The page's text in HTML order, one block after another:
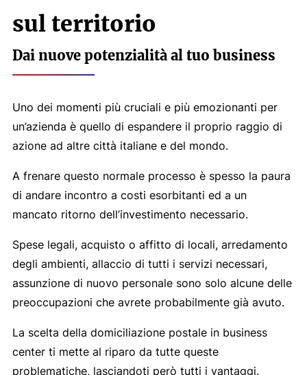
sul territorio
Dai nuove potenzialità al tuo business
Uno dei momenti più cruciali e più emozionanti per
un’azienda è quello di espandere il proprio raggio di
azione ad altre città italiane e del mondo.
A frenare questo normale processo è spesso la paura
di andare incontro a costi esorbitanti ed a un
mancato ritorno dell’investimento necessario.
Spese legali, acquisto o affitto di locali, arredamento
degli ambienti, allaccio di tutti i servizi necessari,
assunzione di nuovo personale sono solo alcune delle
preoccupazioni che avrete probabilmente già avuto.
La scelta della domiciliazione postale in business
center ti mette al riparo da tutte queste
problematiche, lasciandoti però tutti i vantaggi.